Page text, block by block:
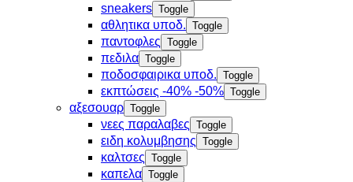
sneakers Toggle
αθλητικα υποδ. Toggle
παντοφλες Toggle
πεδιλα Toggle
ποδοσφαιρικα υποδ. Toggle
εκπτώσεις -40% -50% Toggle
αξεσουαρ Toggle
νεες παραλαβες Toggle
ειδη κολυμβησης Toggle
καλτσες Toggle
καπελα Toggle